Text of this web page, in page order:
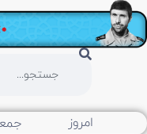
امروز جمعه ۱۶